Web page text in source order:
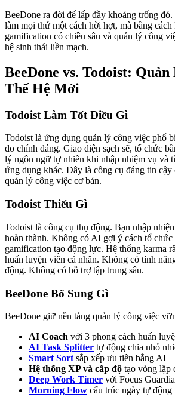
BeeDone ra đời để lấp đầy khoảng trống
làm mọi thứ một cách hời hợt, mà bằng
gamification có chiều sâu và quản lý công
hệ sinh thái liền mạch.
BeeDone vs. Todoist:
Thế Hệ Mới
Todoist Làm Tốt Điều Gì
Todoist là ứng dụng quản lý công việc phổ
do chính đáng. Giao diện sạch sẽ, tổ chức
lý ngôn ngữ tự nhiên khi nhập nhiệm vụ và
ứng dụng khác. Đây là công cụ đáng tin cậy
quản lý công việc cơ bản.
Todoist Thiếu Gì
Todoist là công cụ thụ động. Bạn nhập
hoàn thành. Không có AI gợi ý cách tổ
gamification tạo động lực. Hệ thống karma
huấn luyện viên cá nhân. Không có tính
động. Không có hỗ trợ tập trung sâu.
BeeDone Bổ Sung Gì
BeeDone giữ nền tảng quản lý công việc
AI Coach với 3 phong cách huấn
AI Task Splitter tự động chia nhỏ
Smart Sort sắp xếp ưu tiên bằng AI
Hệ thống XP và cấp độ tạo vòng lặp
Deep Work Timer với Focus
Morning Flow cấu trúc ngày tự động